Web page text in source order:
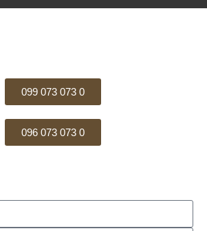
099 073 073 0
096 073 073 0